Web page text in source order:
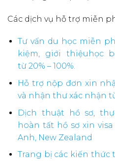
Các dịch vụ hỗ trợ miễn
Tư vấn du học miễn
kiệm, giới thiệuhọc
từ 20% – 100%.
Hỗ trợ nộp đơn xin
và nhận thư xác nhận
Dịch thuật hồ sơ,
hoàn tất hồ sơ xin visa
Anh, New Zealand
Trang bị các kiến thức